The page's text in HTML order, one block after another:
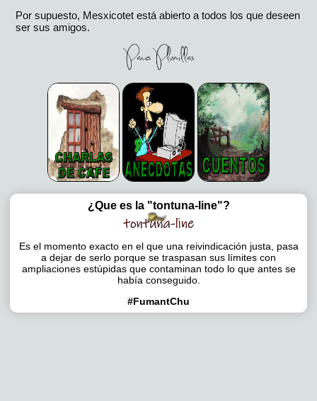
Por supuesto, Mesxicotet está abierto a todos los que deseen
ser sus amigos.
¿Que es la "tontuna-line"?
Es el momento exacto en el que una reivindicación justa, pasa
a dejar de serlo porque se traspasan sus límites con
ampliaciones estúpidas que contaminan todo lo que antes se
había conseguido.
#FumantChu